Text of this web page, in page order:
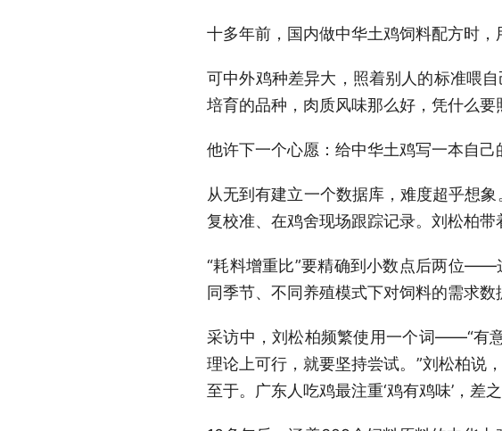
十多年前，国内做中华土鸡饲料配方时，
可中外鸡种差异大，照着别人的标准喂
培育的品种，肉质风味那么好，凭什么要
他许下一个心愿：给中华土鸡写一本自己
从无到有建立一个数据库，难度超乎想
复校准、在鸡舍现场跟踪记录。刘松柏带
“耗料增重比”要精确到小数点后两位——
同季节、不同养殖模式下对饲料的需求
采访中，刘松柏频繁使用一个词——“有
理论上可行，就要坚持尝试。”刘松柏说
至于。广东人吃鸡最注重‘鸡有鸡味’，差